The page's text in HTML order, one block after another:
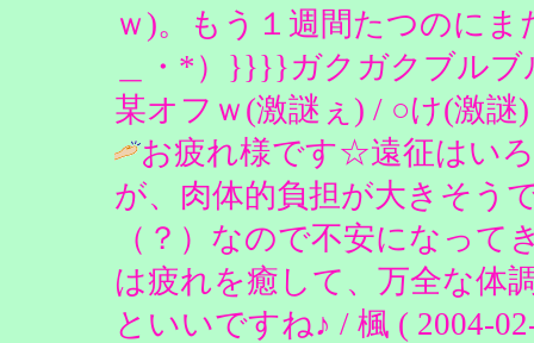
ｗ)。もう１週間たつのに
＿・*）}}}}ガクガクブル
某オフｗ(激謎ぇ) / ○け(激謎)
お疲れ様です☆遠征はい
が、肉体的負担が大きそう
（？）なので不安になっ
は疲れを癒して、万全な体
といいですね♪ / 楓 ( 2004-